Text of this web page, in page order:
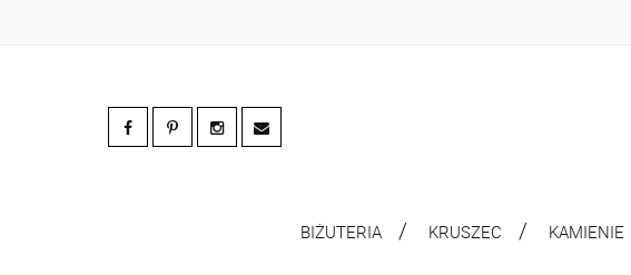
BIŻUTERIA KRUSZEC KAMIENIE